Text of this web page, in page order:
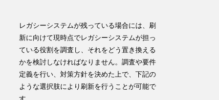
レガシーシステムが残っている場合には、刷
新に向けて現時点でレガシーシステムが担っ
ている役割を調査し、それをどう置き換える
かを検討しなければなりません。調査や要件
定義を行い、対策方針を決めた上で、下記の
ような選択肢により刷新を行うことが可能で